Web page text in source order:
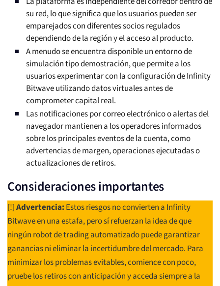
su red, lo que significa que los usuarios pueden ser
emparejados con diferentes socios regulados
dependiendo de la región y el acceso al producto.
A menudo se encuentra disponible un entorno de
simulación tipo demostración, que permite a los
usuarios experimentar con la configuración de Infinity
Bitwave utilizando datos virtuales antes de
comprometer capital real.
Las notificaciones por correo electrónico o alertas del
navegador mantienen a los operadores informados
sobre los principales eventos de la cuenta, como
advertencias de margen, operaciones ejecutadas o
actualizaciones de retiros.
Consideraciones importantes
[!]Advertencia: Estos riesgos no convierten a Infinity
Bitwave en una estafa, pero sí refuerzan la idea de que
ningún robot de trading automatizado puede garantizar
ganancias ni eliminar la incertidumbre del mercado. Para
minimizar los problemas evitables, comience con poco,
pruebe los retiros con anticipación y acceda siempre a la